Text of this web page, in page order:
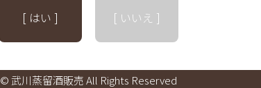
[ はい ] [ いいえ ]
© 武川蒸留酒販売 All Rights Reserved